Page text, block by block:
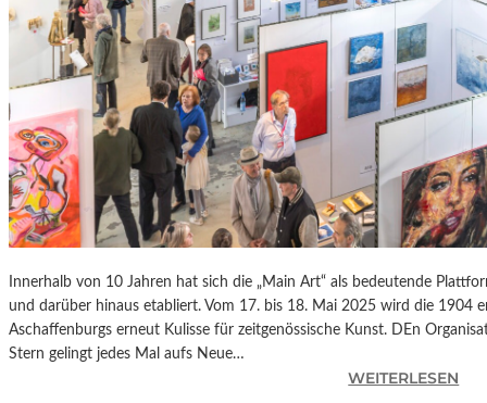
Innerhalb von 10 Jahren hat sich die „Main Art“ als bedeutende
und darüber hinaus etabliert. Vom 17. bis 18. Mai 2025 wird die 1904
Aschaffenburgs erneut Kulisse für zeitgenössische Kunst. DEn
Stern gelingt jedes Mal aufs Neue…
WEITERLESEN